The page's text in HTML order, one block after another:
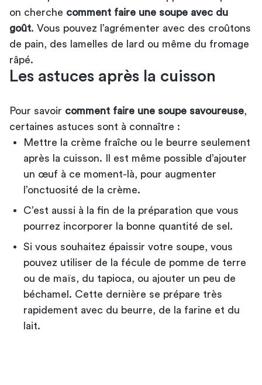
on cherche comment faire une soupe avec du
goût. Vous pouvez l’agrémenter avec des croûtons
de pain, des lamelles de lard ou même du fromage
râpé.
Les astuces après la cuisson
Pour savoir comment faire une soupe savoureuse
certaines astuces sont à connaître :
Mettre la crème fraîche ou le beurre seulement
après la cuisson. Il est même possible d’ajouter
un œuf à ce moment-là, pour augmenter
l’onctuosité de la crème.
C’est aussi à la fin de la préparation que vous
pourrez incorporer la bonne quantité de sel.
Si vous souhaitez épaissir votre soupe, vous
pouvez utiliser de la fécule de pomme de terre
ou de maïs, du tapioca, ou ajouter un peu de
béchamel. Cette dernière se prépare très
rapidement avec du beurre, de la farine et du
lait.